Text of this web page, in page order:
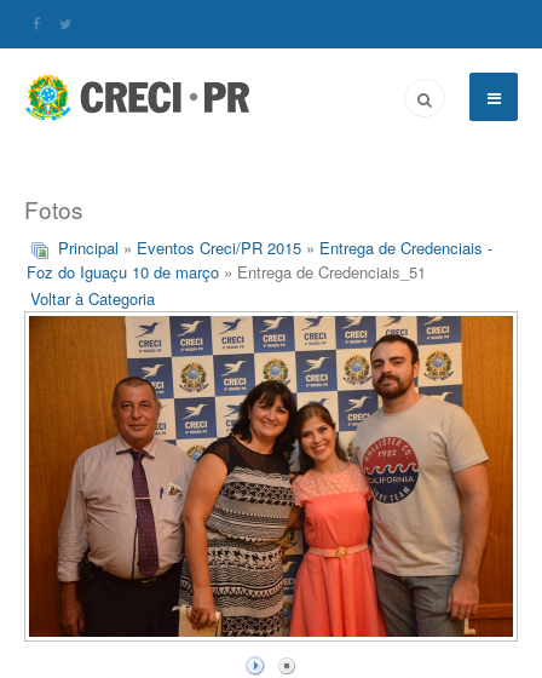
Fotos
Principal » Eventos Creci/PR 2015 » Entrega de Credenciais -
Foz do Iguaçu 10 de março » Entrega de Credenciais_51
Voltar à Categoria